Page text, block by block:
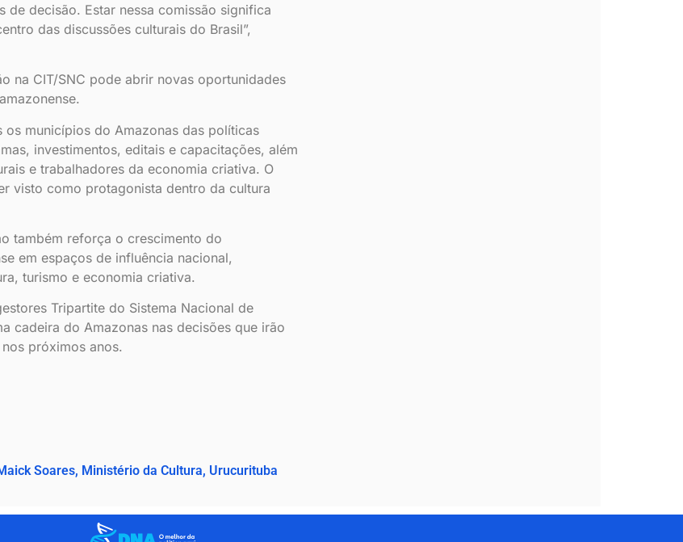
decisão. Estar nessa comissão significa
das discussões culturais do Brasil”,
na CIT/SNC pode abrir novas oportunidades
os municípios do Amazonas das políticas
investimentos, editais e capacitações, além
e trabalhadores da economia criativa. O
visto como protagonista dentro da cultura
também reforça o crescimento do
em espaços de influência nacional,
turismo e economia criativa.
Tripartite do Sistema Nacional de
cadeira do Amazonas nas decisões que irão
próximos anos.
Soares, Ministério da Cultura, Urucurituba